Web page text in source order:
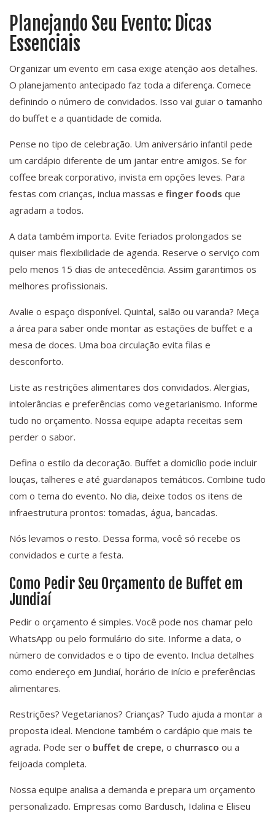
Planejando Seu Evento: Dicas
Essenciais
Organizar um evento em casa exige atenção aos detalhes.
O planejamento antecipado faz toda a diferença. Comece
definindo o número de convidados. Isso vai guiar o tamanho
do buffet e a quantidade de comida.
Pense no tipo de celebração. Um aniversário infantil pede
um cardápio diferente de um jantar entre amigos. Se for
coffee break corporativo, invista em opções leves. Para
festas com crianças, inclua massas e finger foods que
agradam a todos.
A data também importa. Evite feriados prolongados se
quiser mais flexibilidade de agenda. Reserve o serviço com
pelo menos 15 dias de antecedência. Assim garantimos os
melhores profissionais.
Avalie o espaço disponível. Quintal, salão ou varanda? Meça
a área para saber onde montar as estações de buffet e a
mesa de doces. Uma boa circulação evita filas e
desconforto.
Liste as restrições alimentares dos convidados. Alergias,
intolerâncias e preferências como vegetarianismo. Informe
tudo no orçamento. Nossa equipe adapta receitas sem
perder o sabor.
Defina o estilo da decoração. Buffet a domicílio pode incluir
louças, talheres e até guardanapos temáticos. Combine tudo
com o tema do evento. No dia, deixe todos os itens de
infraestrutura prontos: tomadas, água, bancadas.
Nós levamos o resto. Dessa forma, você só recebe os
convidados e curte a festa.
Como Pedir Seu Orçamento de Buffet em
Jundiaí
Pedir o orçamento é simples. Você pode nos chamar pelo
WhatsApp ou pelo formulário do site. Informe a data, o
número de convidados e o tipo de evento. Inclua detalhes
como endereço em Jundiaí, horário de início e preferências
alimentares.
Restrições? Vegetarianos? Crianças? Tudo ajuda a montar a
proposta ideal. Mencione também o cardápio que mais te
agrada. Pode ser o buffet de crepe, o churrasco ou a
feijoada completa.
Nossa equipe analisa a demanda e prepara um orçamento
personalizado. Empresas como Bardusch, Idalina e Eliseu